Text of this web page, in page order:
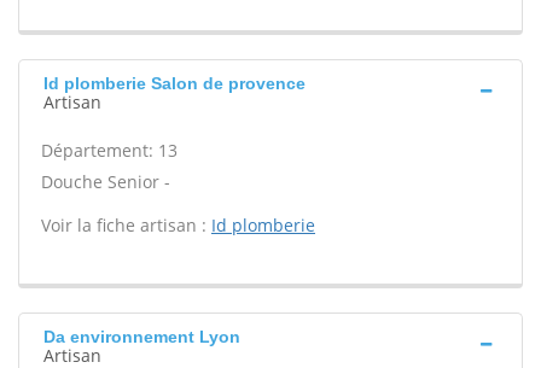
Id plomberie Salon de provence
Artisan
Département: 13
Douche Senior -
Voir la fiche artisan : Id plomberie
Da environnement Lyon
Artisan